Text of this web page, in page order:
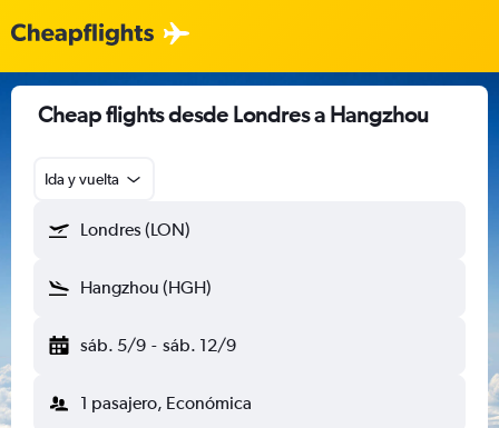
Cheap flights desde Londres a Hangzhou
Ida y vuelta
Londres (LON)
Hangzhou (HGH)
sáb. 5/9 - sáb. 12/9
1 pasajero, Económica